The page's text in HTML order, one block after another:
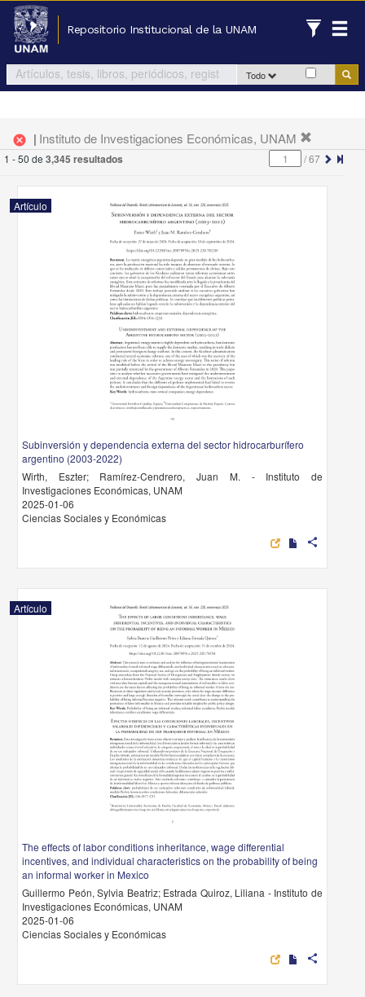
Repositorio Institucional de la UNAM
Todo
cancel | Instituto de Investigaciones Económicas, UNAM
1 - 50 de 3,345 resultados /67
Artículo
Subinversión y dependencia externa del sector hidrocarburífero
argentino (2003-2022)
Wirth, Eszter; Ramírez-Cendrero, Juan M. - Instituto de
Investigaciones Económicas, UNAM
2025-01-06
Ciencias Sociales y Económicas
share
Artículo
The effects of labor conditions inheritance, wage differential
incentives, and individual characteristics on the probability of being
an informal worker in Mexico
Guillermo Peón, Sylvia Beatriz; Estrada Quiroz, Liliana - Instituto de
Investigaciones Económicas, UNAM
2025-01-06
Ciencias Sociales y Económicas
share